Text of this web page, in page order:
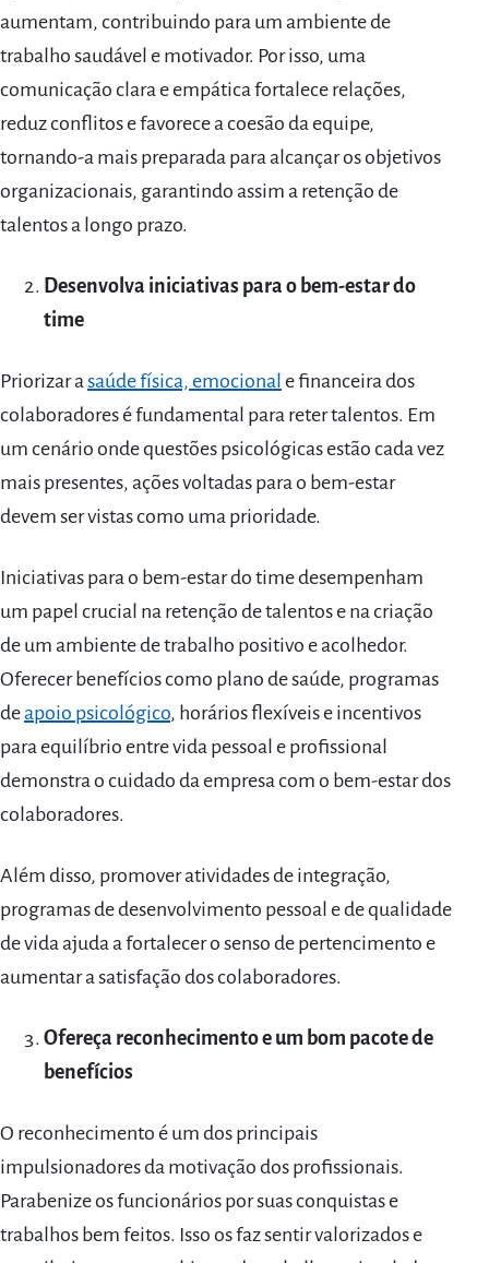
aumentam, contribuindo para um ambiente de
trabalho saudável e motivador. Por isso, uma
comunicação clara e empática fortalece relações,
reduz conflitos e favorece a coesão da equipe,
tornando-a mais preparada para alcançar os objetivos
organizacionais, garantindo assim a retenção de
talentos a longo prazo.
Desenvolva iniciativas para o bem-estar do
time
Priorizar a saúde física, emocional e financeira dos
colaboradores é fundamental para reter talentos. Em
um cenário onde questões psicológicas estão cada vez
mais presentes, ações voltadas para o bem-estar
devem ser vistas como uma prioridade.
Iniciativas para o bem-estar do time desempenham
um papel crucial na retenção de talentos e na criação
de um ambiente de trabalho positivo e acolhedor.
Oferecer benefícios como plano de saúde, programas
deapoio psicológico, horários flexíveis e incentivos
para equilíbrio entre vida pessoal e profissional
demonstra o cuidado da empresa com o bem-estar dos
colaboradores.
Além disso, promover atividades de integração,
programas de desenvolvimento pessoal e de qualidade
de vida ajuda a fortalecer o senso de pertencimento e
aumentar a satisfação dos colaboradores.
Ofereça reconhecimento e um bom pacote de
benefícios
O reconhecimento é um dos principais
impulsionadores da motivação dos profissionais.
Parabenize os funcionários por suas conquistas e
trabalhos bem feitos. Isso os faz sentir valorizados e